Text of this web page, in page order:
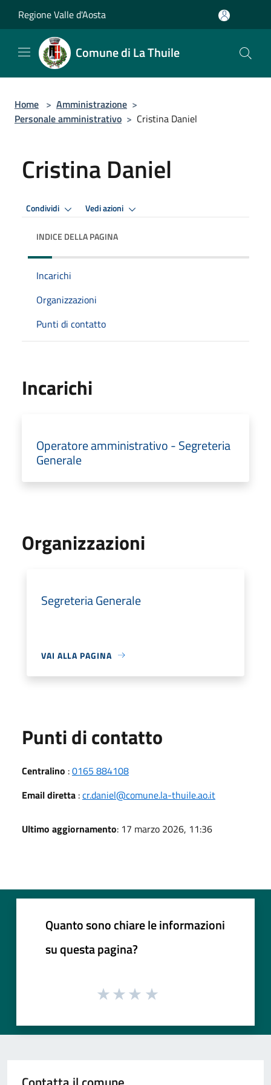
Regione Valle d'Aosta
Comune di La Thuile
Home > Amministrazione >
Personale amministrativo > Cristina Daniel
Cristina Daniel
Condividi Vedi azioni
INDICE DELLA PAGINA
Incarichi
Organizzazioni
Punti di contatto
Incarichi
Operatore amministrativo - Segreteria
Generale
Organizzazioni
Segreteria Generale
VAI ALLA PAGINA
Punti di contatto
Centralino :0165 884108
Email diretta :cr.daniel@comune.la-thuile.ao.it
Ultimo aggiornamento: 17 marzo 2026, 11:36
Quanto sono chiare le informazioni
su questa pagina?